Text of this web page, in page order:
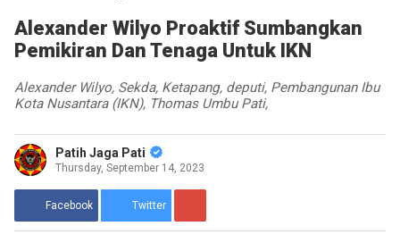
Alexander Wilyo Proaktif Sumbangkan
Pemikiran Dan Tenaga Untuk IKN
Alexander Wilyo, Sekda, Ketapang, deputi, Pembangunan Ibu
Kota Nusantara (IKN), Thomas Umbu Pati,
Patih Jaga Pati
Thursday, September 14, 2023
Facebook Twitter